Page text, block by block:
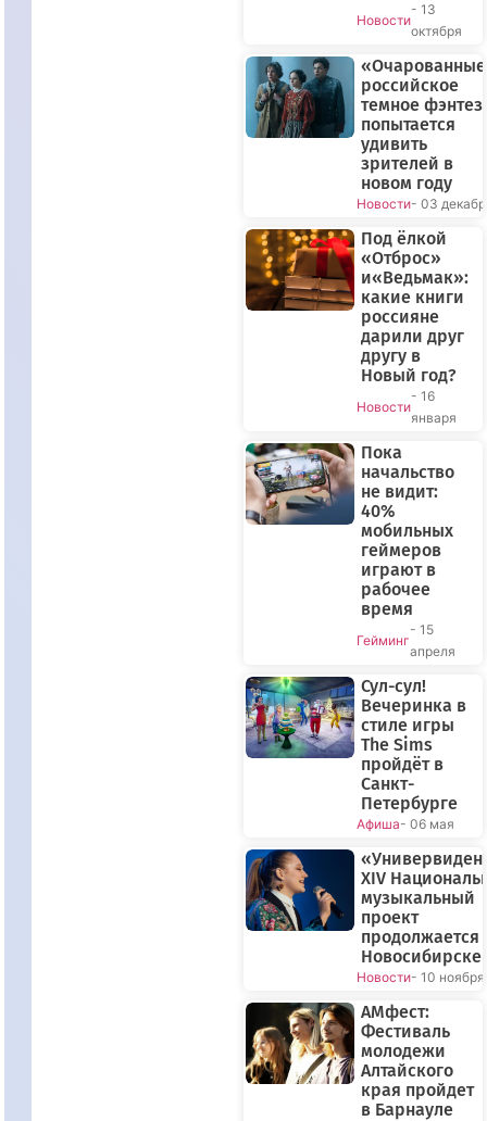
Новости
- 13
октября
российское
темное
попытается
удивить
зрителей в
новом году
Новости- 03
Под ёлкой
«Отброс»
и«Ведьмак»:
какие книги
россияне
дарили друг
другу в
Новый год?
Новости
- 16
января
Пока
начальство
не видит:
40%
мобильных
геймеров
играют в
рабочее
время
Гейминг
- 15
апреля
Сул-сул!
Вечеринка в
стиле игры
The Sims
пройдёт в
Санкт-
Петербурге
Афиша- 06 мая
XIV
музыкальный
проект
продолжается
Новосибирске
Новости- 10 ноября
АМфест:
Фестиваль
молодежи
Алтайского
края пройдет
в Барнауле